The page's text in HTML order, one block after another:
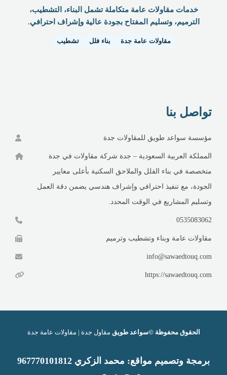
خدمات مقاولات عامة متكاملة تشمل البناء، التشطيب،
الترميم، وتسليم المفتاح بجودة عالية وإشراف احترافي.
مقاولات عامة جدة بناء فلل تشطيب
تواصل بنا
مؤسسة سواعد طويق للمقاولات جدة
المملكة العربية السعودية – جدة شركة مقاولات في جدة
متخصصة في بناء الفلل والملاحق السكنية بأعلى معايير
الجودة، مع تنفيذ احترافي وإشراف هندسي يضمن دقة العمل
وتسليم المشاريع في الوقت المحدد.
0535083062
مقاولات عامة وبناء وتشطيب وترميم
info@sawaedtouq.com
https://sawaedtouq.com
الحقوق محفوظة ©سواعد طويق مقاول جدة | مقاولات عامة جدة
برمجة وتصميم مواقع: محمد الزكري 9 67770101812